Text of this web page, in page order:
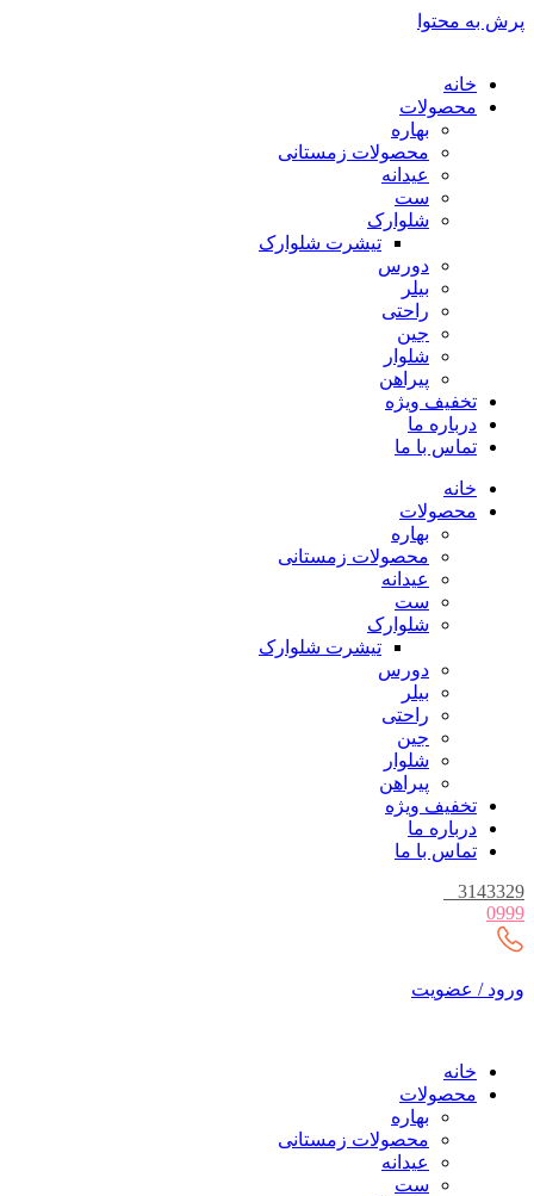
پرش به محتوا
خانه
محصولات
بهاره
محصولات زمستانی
عیدانه
ست
شلوارک
تیشرت شلوارک
دورس
بیلر
راحتی
جین
شلوار
پیراهن
تخفیف ویژه
درباره ما
تماس با ما
خانه
محصولات
بهاره
محصولات زمستانی
عیدانه
ست
شلوارک
تیشرت شلوارک
دورس
بیلر
راحتی
جین
شلوار
پیراهن
تخفیف ویژه
درباره ما
تماس با ما
3143329
0999
ورود / عضویت
خانه
محصولات
بهاره
محصولات زمستانی
عیدانه
ست